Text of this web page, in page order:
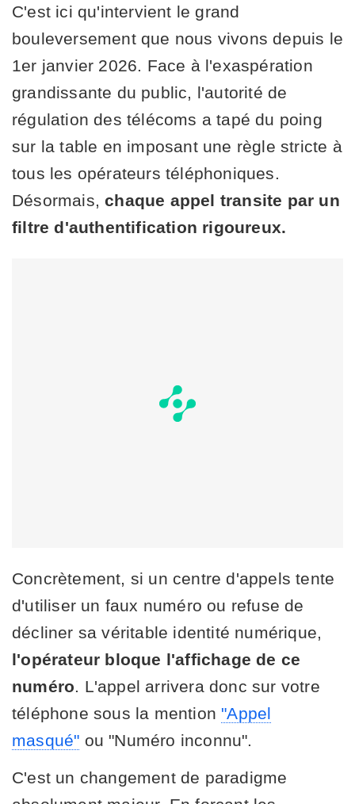
C'est ici qu'intervient le grand
bouleversement que nous vivons depuis le
1er janvier 2026. Face à l'exaspération
grandissante du public, l'autorité de
régulation des télécoms a tapé du poing
sur la table en imposant une règle stricte à
tous les opérateurs téléphoniques.
Désormais,chaque appel transite par un
filtre d'authentification rigoureux.
Concrètement, si un centre d'appels tente
d'utiliser un faux numéro ou refuse de
décliner sa véritable identité numérique,
l'opérateur bloque l'affichage de ce
numéro. L'appel arrivera donc sur votre
téléphone sous la mention "Appel
masqué" ou "Numéro inconnu".
C'est un changement de paradigme